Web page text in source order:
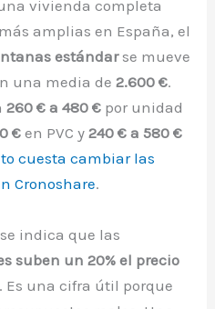
vivienda completa
amplias en España, el
estándarse mueve
una media de2.600 €.
260 € a 480 € por unidad
€ en PVC y240 € a 580 €
cuesta cambiar las
Cronoshare.
indica que las
suben un 20% el precio
Es una cifra útil porque